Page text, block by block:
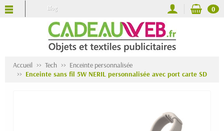
Blog 0
Accueil Tech
Enceinte personnalisée
Enceinte sans fil 5W NERIL personnalisée avec port carte SD